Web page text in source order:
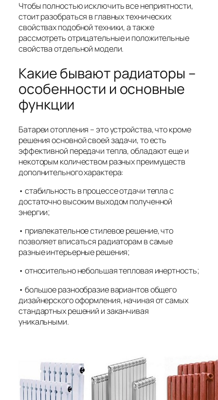
Чтобы полностью исключить все неприятности,
стоит разобраться в главных технических
свойствах подобной техники, а также
рассмотреть отрицательные и положительные
свойства отдельной модели.
Какие бывают радиаторы –
особенности и основные
функции
Батареи отопления – это устройства, что кроме
решения основной своей задачи, то есть
эффективной передачи тепла, обладают еще и
некоторым количеством разных преимуществ
дополнительного характера:
• стабильность в процессе отдачи тепла с
достаточно высоким выходом полученной
энергии;
• привлекательное стилевое решение, что
позволяет вписаться радиаторам в самые
разные интерьерные решения;
• относительно небольшая тепловая инертность;
• большое разнообразие вариантов общего
дизайнерского оформления, начиная от самых
стандартных решений и заканчивая
уникальными.